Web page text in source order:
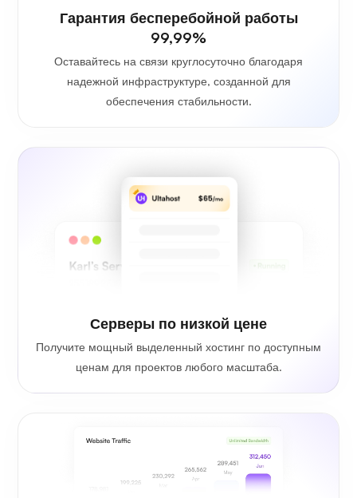
Гарантия бесперебойной работы
99,99%
Оставайтесь на связи круглосуточно благодаря
надежной инфраструктуре, созданной для
обеспечения стабильности.
Серверы по низкой цене
Получите мощный выделенный хостинг по доступным
ценам для проектов любого масштаба.